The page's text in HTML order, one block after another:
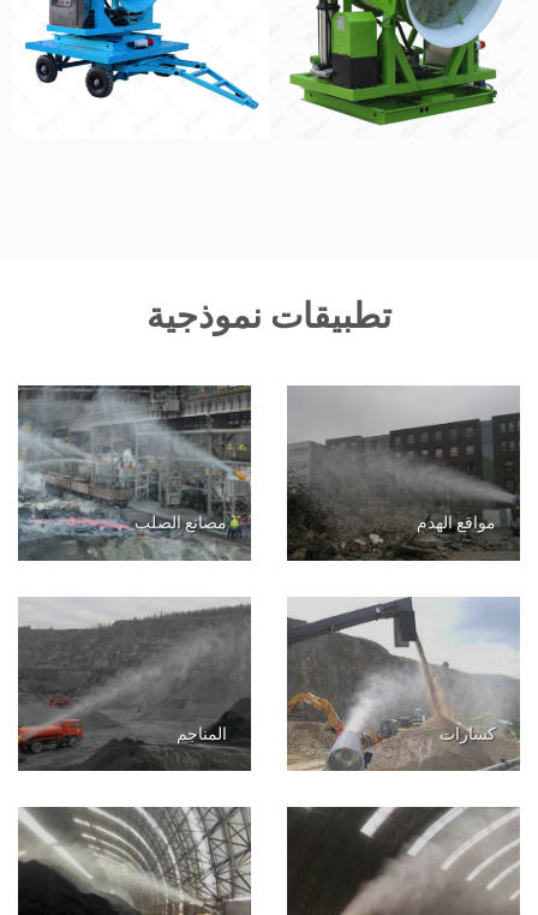
تطبيقات نموذجية
مواقع الهدم مصانع الصلب
كسارات المناجم